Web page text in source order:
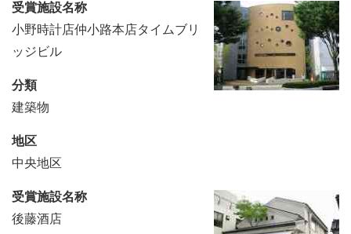
受賞施設名称
小野時計店仲小路本店タイムブリ
ッジビル
分類
建築物
地区
中央地区
受賞施設名称
後藤酒店